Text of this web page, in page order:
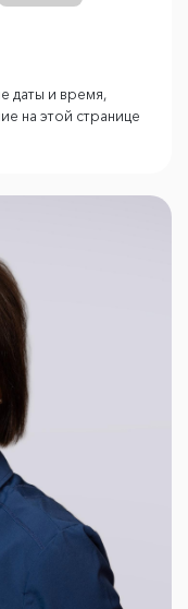
даты и время,
на этой странице